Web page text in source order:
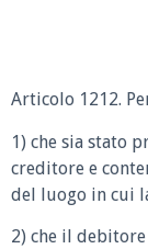
Articolo 1212.
1) che sia stato
creditore e
del luogo in cui
2) che il